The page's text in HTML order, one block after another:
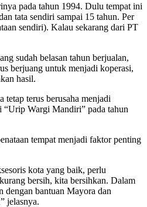
pada tahun 1994. Dulu tempat ini
tata sendiri sampai 15 tahun. Per
sendiri). Kalau sekarang dari PT
sudah belasan tahun berjualan,
berjuang untuk menjadi koperasi,
hasil.
tetap terus berusaha menjadi
“Urip Wargi Mandiri” pada tahun
tempat menjadi faktor penting
kota yang baik, perlu
bersih, kita bersihkan. Dalam
dengan bantuan Mayora dan
jelasnya.